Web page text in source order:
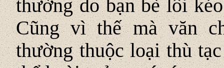
thường do bạn bè lôi
Cũng vì thế mà văn
thường thuộc loại thù